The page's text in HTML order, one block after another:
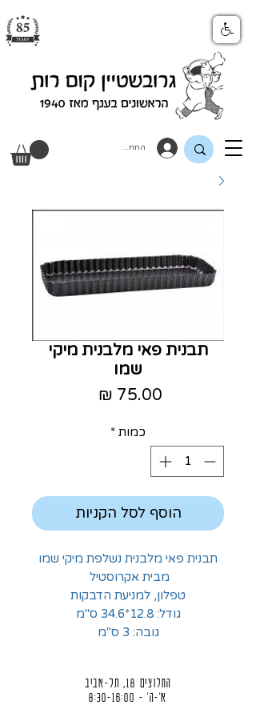
התחבר
תבנית פאי מלבנית מיקי
שמו
כמות *
הוסף לסל הקניות
תבנית פאי מלבנית נשלפת מיקי שמו
מבית אקרוסטיל
טפלון, למניעת הדבקות
גודל: 12.8*34.6 ס"מ
גובה: 3 ס"מ
החלוצים 18, תל-אביב
א'-ה' - 8:30-16:00